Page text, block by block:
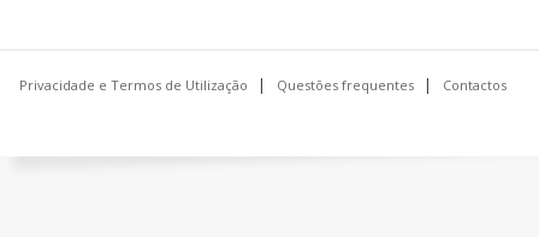
Privacidade e Termos de Utilização Questões frequentes Contactos